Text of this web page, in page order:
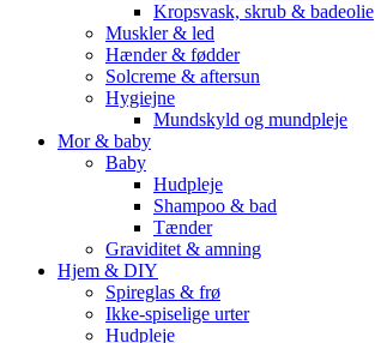
Kropsvask, skrub & badeolie
Muskler & led
Hænder & fødder
Solcreme & aftersun
Hygiejne
Mundskyld og mundpleje
Mor & baby
Baby
Hudpleje
Shampoo & bad
Tænder
Graviditet & amning
Hjem & DIY
Spireglas & frø
Ikke-spiselige urter
Hudpleje